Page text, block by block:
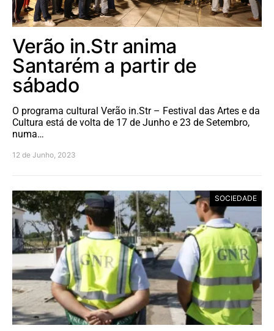
Verão in.Str anima
Santarém a partir de
sábado
O programa cultural Verão in.Str – Festival das Artes e da
Cultura está de volta de 17 de Junho e 23 de Setembro,
numa…
12 de Junho, 2023
SOCIEDADE